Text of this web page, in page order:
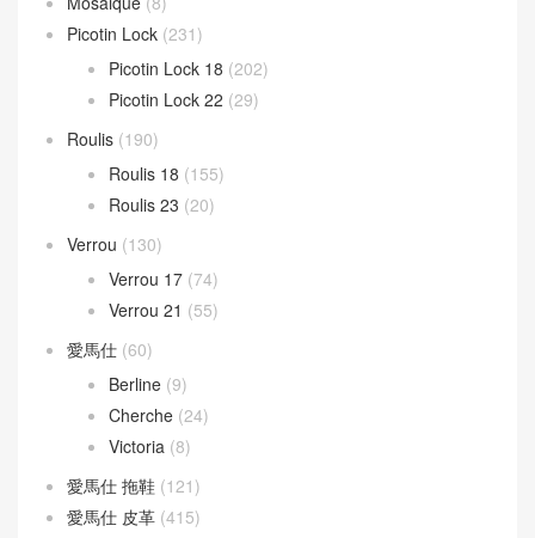
Picotin Lock (231)
Picotin Lock 18 (202)
Picotin Lock 22 (29)
Roulis (190)
Roulis 18 (155)
Roulis 23 (20)
Verrou (130)
Verrou 17 (74)
Verrou 21 (55)
愛馬仕 (60)
Berline (9)
Cherche (24)
Victoria (8)
愛馬仕 拖鞋 (121)
愛馬仕 皮革 (415)